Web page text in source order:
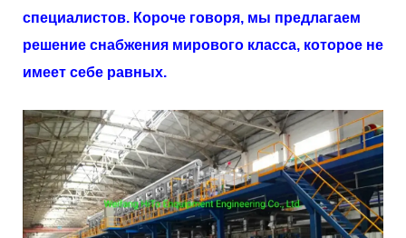
специалистов. Короче говоря, мы предлагаем
решение снабжения мирового класса, которое не
имеет себе равных.